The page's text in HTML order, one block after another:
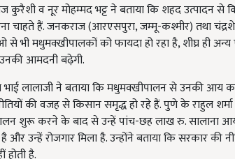
कुरैशी व नूर मोहम्मद भट्ट ने बताया कि शहद उत्पादन
चाहते हैं. जनकराज (आरएसपुरा, जम्मू-कश्मीर) तथा
भी मधुमक्खीपालकों को फायदा हो रहा है, शीघ्र ही
आमदनी बढ़ेगी.
लालाजी ने बताया कि मधुमक्खीपालन से उनकी आय
की वजह से किसान समृद्ध हो रहे हैं. पुणे के राहुल
शुरू करने के बाद से उन्हें पांच-छह लाख रु. सालाना आय
उन्हें रोजगार मिला है. उन्होंने बताया कि सरकार की